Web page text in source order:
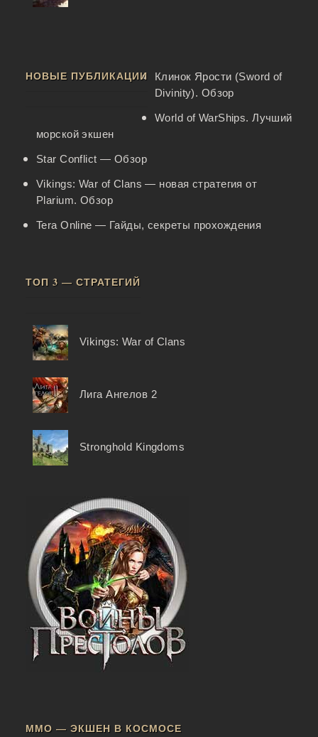
НОВЫЕ ПУБЛИКАЦИИ
Клинок Ярости (Sword of
Divinity). Обзор
World of WarShips. Лучший
морской экшен
Star Conflict — Обзор
Vikings: War of Clans — новая стратегия от
Plarium. Обзор
Tera Online — Гайды, секреты прохождения
ТОП 3 — СТРАТЕГИЙ
Vikings: War of Clans
Лига Ангелов 2
Stronghold Kingdoms
ММО — ЭКШЕН В КОСМОСЕ